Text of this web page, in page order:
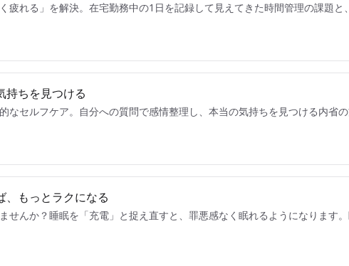
疲れる」を解決。在宅勤務中の1日を記録して見えてきた時間管理の課題
持ちを見つける
なセルフケア。自分への質問で感情整理し、本当の気持ちを見つける内省
、もっとラクになる
せんか？睡眠を「充電」と捉え直すと、罪悪感なく眠れるようになります